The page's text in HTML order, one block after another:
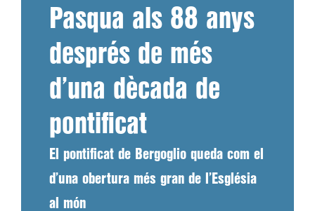
Pasqua als 88 anys
després de més
d’una dècada de
pontificat
El pontificat de Bergoglio queda com el
d’una obertura més gran de l’Església
al món